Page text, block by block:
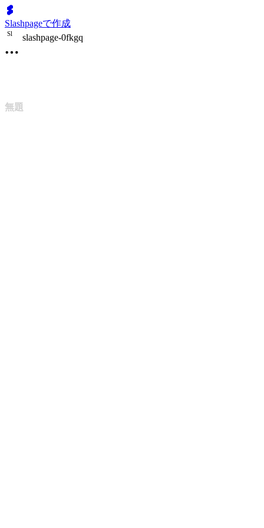
Slashpageで作成
Sl slashpage-0fkgq
無題